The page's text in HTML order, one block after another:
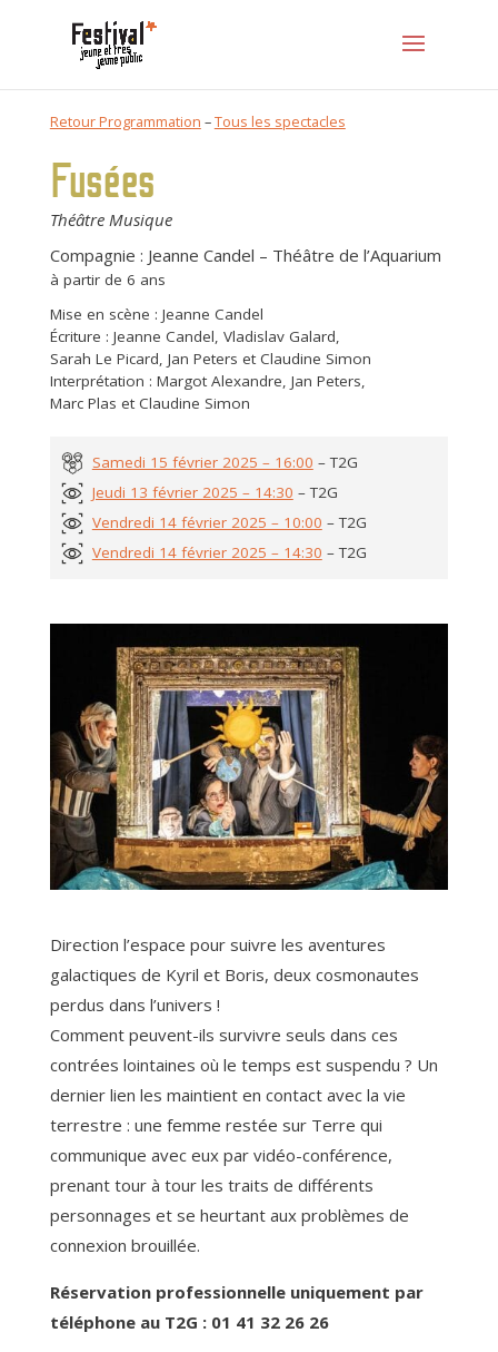
Retour Programmation –Tous les spectacles
Fusées
Théâtre Musique
Compagnie : Jeanne Candel – Théâtre de l’Aquarium
à partir de 6 ans
Mise en scène : Jeanne Candel
Écriture : Jeanne Candel, Vladislav Galard,
Sarah Le Picard, Jan Peters et Claudine Simon
Interprétation : Margot Alexandre, Jan Peters,
Marc Plas et Claudine Simon
Samedi 15 février 2025 – 16:00 – T2G
Jeudi 13 février 2025 – 14:30 – T2G
Vendredi 14 février 2025 – 10:00 – T2G
Vendredi 14 février 2025 – 14:30 – T2G
Direction l’espace pour suivre les aventures
galactiques de Kyril et Boris, deux cosmonautes
perdus dans l’univers !
Comment peuvent-ils survivre seuls dans ces
contrées lointaines où le temps est suspendu ? Un
dernier lien les maintient en contact avec la vie
terrestre : une femme restée sur Terre qui
communique avec eux par vidéo-conférence,
prenant tour à tour les traits de différents
personnages et se heurtant aux problèmes de
connexion brouillée.
Réservation professionnelle uniquement par
téléphone au T2G : 01 41 32 26 26